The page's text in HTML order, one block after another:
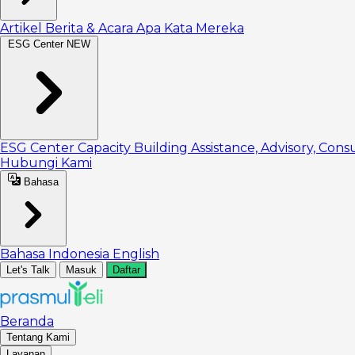
Artikel Berita & Acara Apa Kata Mereka
ESG Center NEW
ESG Center Capacity Building Assistance, Advisory,
Hubungi Kami
Bahasa
Bahasa Indonesia English
Let's Talk Masuk Daftar
Beranda
Tentang Kami